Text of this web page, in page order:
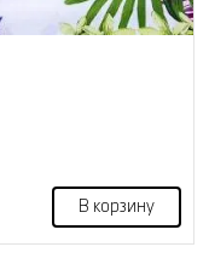
В корзину